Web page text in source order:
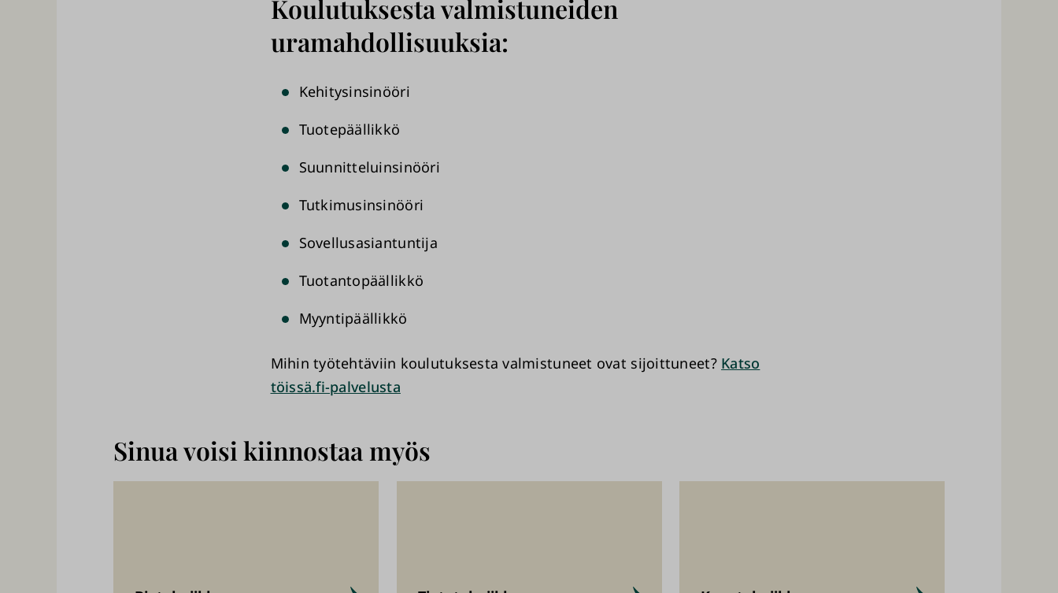
Koulutuksesta valmistuneiden
uramahdollisuuksia:
Kehitysinsinööri
Tuotepäällikkö
Suunnitteluinsinööri
Tutkimusinsinööri
Sovellusasiantuntija
Tuotantopäällikkö
Myyntipäällikkö
Mihin työtehtäviin koulutuksesta valmistuneet ovat sijoittuneet? Katso
töissä.fi-palvelusta
Sinua voisi kiinnostaa myös